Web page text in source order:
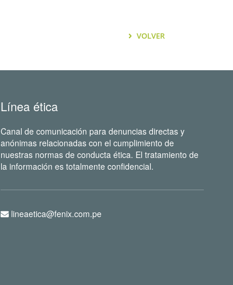
VOLVER
Línea ética
Canal de comunicación para denuncias directas y
anónimas relacionadas con el cumplimiento de
nuestras normas de conducta ética. El tratamiento de
la información es totalmente confidencial.
lineaetica@fenix.com.pe